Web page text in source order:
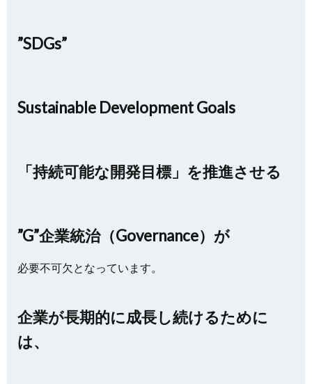
”SDGs”
Sustainable Development Goals
「持続可能な開発目標」を推進させる
”G”企業統治（Governance）が
必要不可欠となっています。
企業が長期的に成長し続けるために
は、